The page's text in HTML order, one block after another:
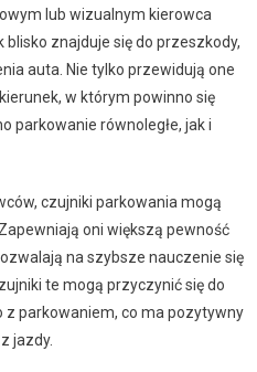
lub wizualnym kierowca
znajduje się do przeszkody,
auta. Nie tylko przewidują one
w którym powinno się
parkowanie równoległe, jak i
czujniki parkowania mogą
oni większą pewność
na szybsze nauczenie się
te mogą przyczynić się do
parkowaniem, co ma pozytywny
jazdy.